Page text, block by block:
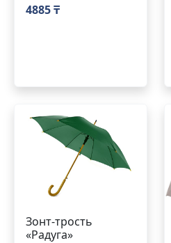
4885 ₸
Зонт-трость
«Радуга»